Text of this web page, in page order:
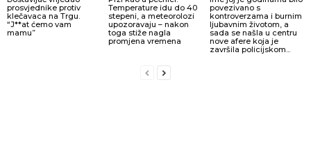
prosvjednike protiv
klečavaca na Trgu.
“J**at ćemo vam
mamu”
Temperature idu do 40
stepeni, a meteorolozi
upozoravaju – nakon
toga stiže nagla
promjena vremena
povezivano s
kontroverzama i burnim
ljubavnim životom, a
sada se našla u centru
nove afere koja je
završila policijskom...